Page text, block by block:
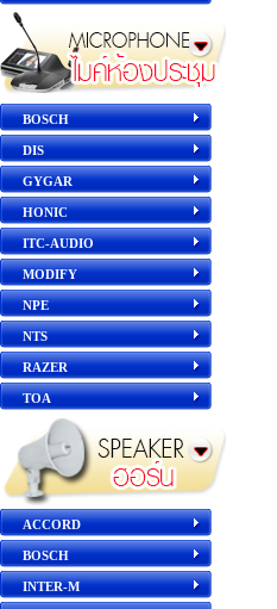
BOSCH
DIS
GYGAR
HONIC
ITC-AUDIO
MODIFY
NPE
NTS
RAZER
TOA
ACCORD
BOSCH
INTER-M